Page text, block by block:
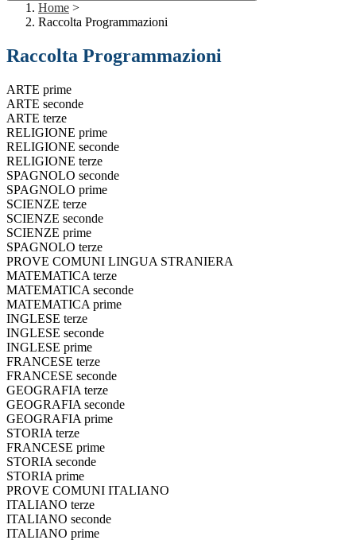
Home >
Raccolta Programmazioni
Raccolta Programmazioni
ARTE prime
ARTE seconde
ARTE terze
RELIGIONE prime
RELIGIONE seconde
RELIGIONE terze
SPAGNOLO seconde
SPAGNOLO prime
SCIENZE terze
SCIENZE seconde
SCIENZE prime
SPAGNOLO terze
PROVE COMUNI LINGUA STRANIERA
MATEMATICA terze
MATEMATICA seconde
MATEMATICA prime
INGLESE terze
INGLESE seconde
INGLESE prime
FRANCESE terze
FRANCESE seconde
GEOGRAFIA terze
GEOGRAFIA seconde
GEOGRAFIA prime
STORIA terze
FRANCESE prime
STORIA seconde
STORIA prime
PROVE COMUNI ITALIANO
ITALIANO terze
ITALIANO seconde
ITALIANO prime